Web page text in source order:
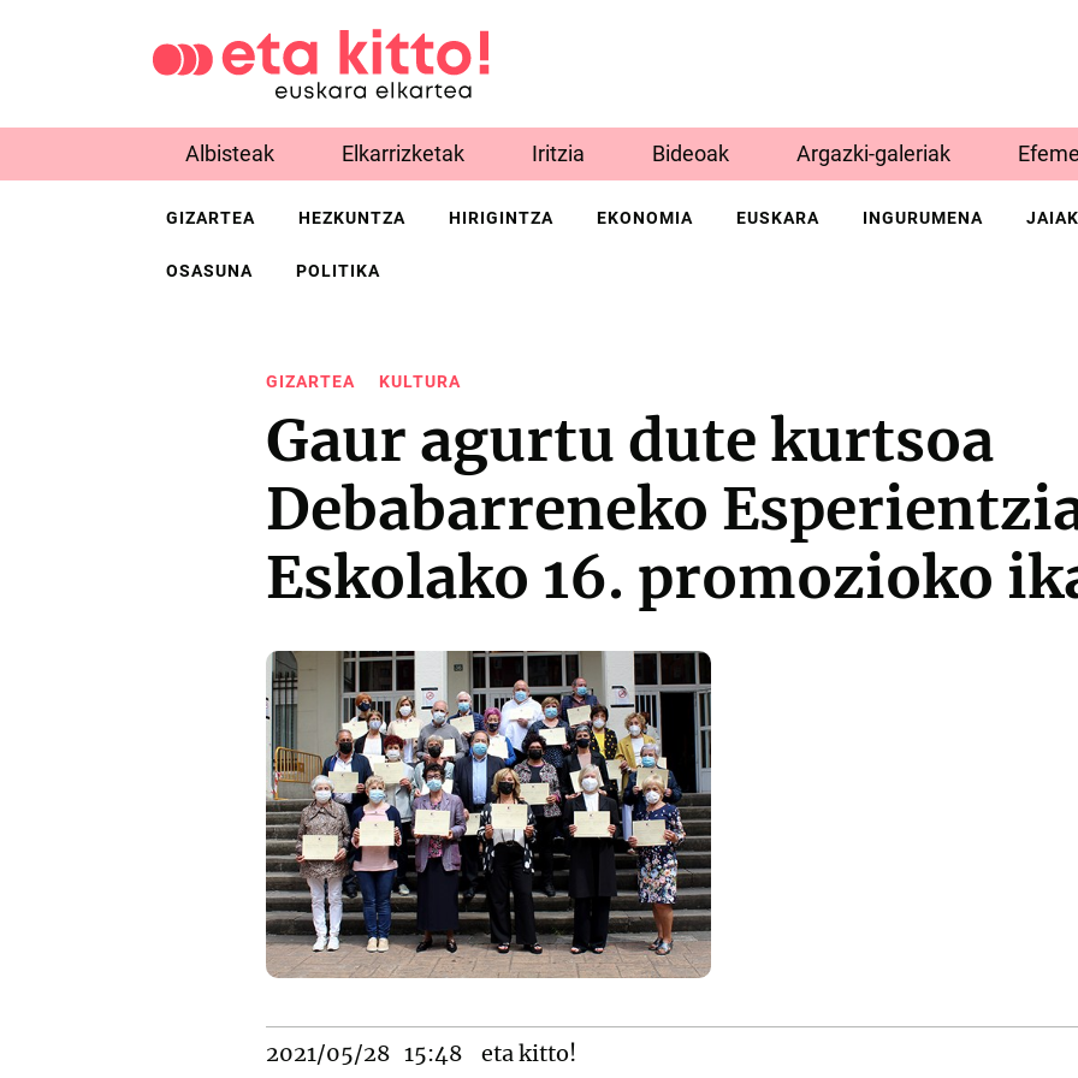
Albisteak Elkarrizketak Iritzia Bideoak Argazki-galeriak
GIZARTEA HEZKUNTZA HIRIGINTZA EKONOMIA EUSKARA INGURUMENA JAIAK
OSASUNA POLITIKA
GIZARTEA KULTURA
Gaur agurtu dute kurtsoa
Debabarreneko
Eskolako 16. promozioko
2021/05/28 15:48 eta kitto!